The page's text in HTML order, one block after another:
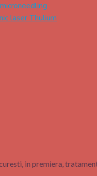
laser Thulium
in premiera,